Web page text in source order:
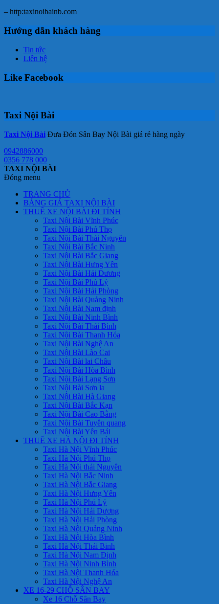
– http:taxinoibainb.com
Hướng dẫn khách hàng
Tin tức
Liên hệ
Like Facebook
Taxi Nội Bài
Taxi Nội Bài Đưa Đón Sân Bay Nội Bài giá rẻ hàng ngày
0942886000
0356 778 000
TAXI NỘI BÀI
Đóng menu
TRANG CHỦ
BẢNG GIÁ TAXI NỘI BÀI
THUÊ XE NỘI BÀI ĐI TỈNH
Taxi Nội Bài Vĩnh Phúc
Taxi Nội Bài Phú Thọ
Taxi Nội Bài Thái Nguyên
Taxi Nội Bài Bắc Ninh
Taxi Nội Bài Bắc Giang
Taxi Nội Bài Hưng Yên
Taxi Nội Bài Hải Dương
Taxi Nội Bài Phủ Lý
Taxi Nội Bài Hải Phòng
Taxi Nội Bài Quảng Ninh
Taxi Nội Bài Nam định
Taxi Nội Bài Ninh Bình
Taxi Nội Bài Thái Bình
Taxi Nội Bài Thanh Hóa
Taxi Nội Bài Nghệ An
Taxi Nội Bài Lào Cai
Taxi Nội Bài lai Châu
Taxi Nội Bài Hòa Bình
Taxi Nội Bài Lạng Sơn
Taxi Nội Bài Sơn la
Taxi Nội Bài Hà Giang
Taxi Nội Bài Bắc Kạn
Taxi Nội Bài Cao Bằng
Taxi Nội Bài Tuyên quang
Taxi Nội Bài Yên Bái
THUÊ XE HÀ NỘI ĐI TỈNH
Taxi Hà Nội Vĩnh Phúc
Taxi Hà Nội Phú Thọ
Taxi Hà Nội thái Nguyên
Taxi Hà Nội Bắc Ninh
Taxi Hà Nội Bắc Giang
Taxi Hà Nội Hưng Yên
Taxi Hà Nội Phủ Lý
Taxi Hà Nội Hải Dương
Taxi Hà Nội Hải Phòng
Taxi Hà Nội Quảng Ninh
Taxi Hà Nội Hòa Bình
Taxi Hà Nội Thái Binh
Taxi Hà Nội Nam Định
Taxi Hà Nội Ninh Bình
Taxi Hà Nội Thanh Hóa
Taxi Hà Nội Nghệ An
XE 16-29 CHỖ SÂN BAY
Xe 16 Chỗ Sân Bay